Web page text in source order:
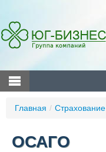
Главная / Страхование
ОСАГО